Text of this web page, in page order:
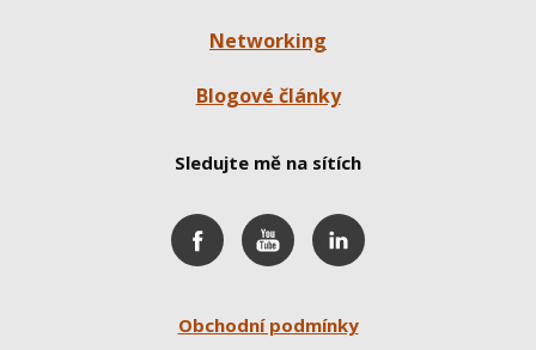
Networking
Blogové články
Sledujte mě na sítích
Obchodní podmínky